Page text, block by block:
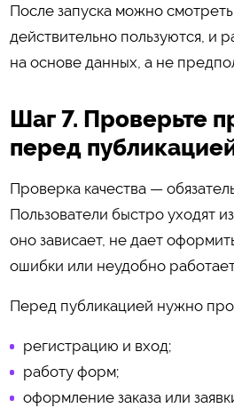
После запуска можно
действительно пользуются, и
на основе данных, а не
Шаг 7. Проверьте
перед
Проверка качества —
Пользователи быстро уходят
оно зависает, не дает
ошибки или неудобно
Перед публикацией нужно
регистрацию и вход;
работу форм;
оформление заказа или